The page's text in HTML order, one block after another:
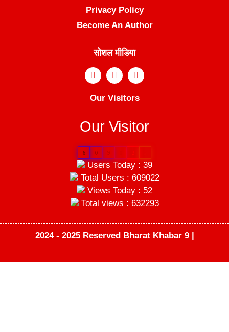
Privacy Policy
Become An Author
सोशल मीडिया
Our Visitors
Our Visitor
6 0 9
Users Today : 39
Total Users : 609022
Views Today : 52
Total views : 632293
2024 - 2025 Reserved Bharat Khabar 9 |